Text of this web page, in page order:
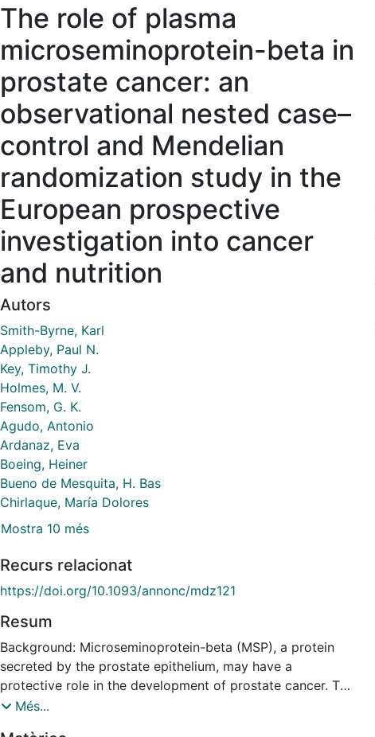
The role of plasma
microseminoprotein-beta in
prostate cancer: an
observational nested case–
control and Mendelian
randomization study in the
European prospective
investigation into cancer
and nutrition
Autors
Smith-Byrne, Karl
Appleby, Paul N.
Key, Timothy J.
Holmes, M. V.
Fensom, G. K.
Agudo, Antonio
Ardanaz, Eva
Boeing, Heiner
Bueno de Mesquita, H. Bas
Chirlaque, María Dolores
Mostra 10 més
Recurs relacionat
https://doi.org/10.1093/annonc/mdz121
Resum
Background: Microseminoprotein-beta (MSP), a protein
secreted by the prostate epithelium, may have a
protective role in the development of prostate cancer. The
only previous prospective study found a 2% reduced
Més...